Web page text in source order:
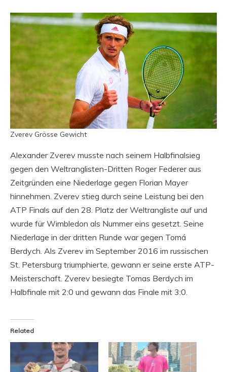
Zverev Grösse Gewicht
Alexander Zverev musste nach seinem Halbfinalsieg
gegen den Weltranglisten-Dritten Roger Federer aus
Zeitgründen eine Niederlage gegen Florian Mayer
hinnehmen. Zverev stieg durch seine Leistung bei den
ATP Finals auf den 28. Platz der Weltrangliste auf und
wurde für Wimbledon als Nummer eins gesetzt. Seine
Niederlage in der dritten Runde war gegen Tomá
Berdych. Als Zverev im September 2016 im russischen
St. Petersburg triumphierte, gewann er seine erste ATP-
Meisterschaft. Zverev besiegte Tomas Berdych im
Halbfinale mit 2:0 und gewann das Finale mit 3:0.
Related